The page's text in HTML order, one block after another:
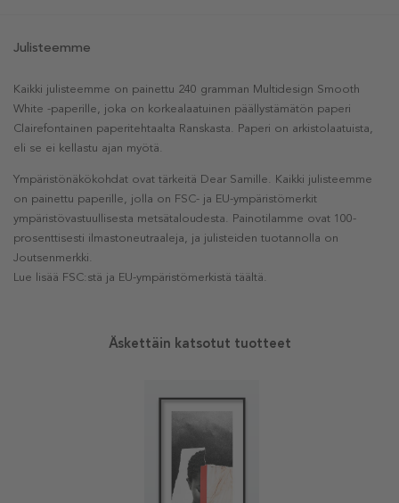
Julisteemme
Kaikki julisteemme on painettu 240 gramman Multidesign Smooth
White -paperille, joka on korkealaatuinen päällystämätön paperi
Clairefontainen paperitehtaalta Ranskasta. Paperi on arkistolaatuista,
eli se ei kellastu ajan myötä.
Ympäristönäkökohdat ovat tärkeitä Dear Samille. Kaikki julisteemme
on painettu paperille, jolla on FSC- ja EU-ympäristömerkit
ympäristövastuullisesta metsätaloudesta. Painotilamme ovat 100-
prosenttisesti ilmastoneutraaleja, ja julisteiden tuotannolla on
Joutsenmerkki.
Lue lisää FSC:stä ja EU-ympäristömerkistä täältä.
Äskettäin katsotut tuotteet